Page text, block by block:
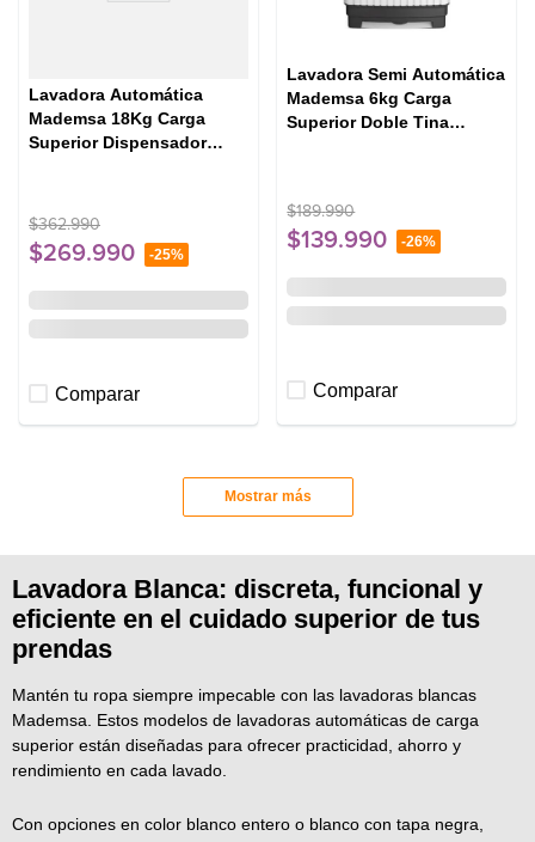
Lavadora Automática
Mademsa 18Kg Carga
Superior Dispensador
$362.990
$269.990 -25%
Comparar
Lavadora Semi Automática
Mademsa 6kg Carga
Superior Doble Tina
$189.990
$139.990 -26%
Comparar
Mostrar más
Lavadora Blanca: discreta, funcional y
eficiente en el cuidado superior de tus
prendas
Mantén tu ropa siempre impecable con las lavadoras blancas
Mademsa. Estos modelos de lavadoras automáticas de carga
superior están diseñadas para ofrecer practicidad, ahorro y
rendimiento en cada lavado.
Con opciones en color blanco entero o blanco con tapa negra,